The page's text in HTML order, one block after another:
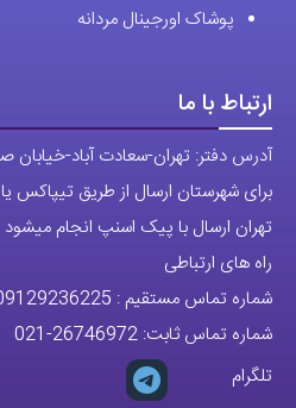
پوشاک اورجینال مردانه
ارتباط با ما
آدرس دفتر: تهران-سعادت آباد-خیابان
برای شهرستان ارسال از طریق تیپاکس
تهران ارسال با پیک اسنپ انجام
راه های ارتباطی
شماره تماس مستقیم :
شماره تماس ثابت: 26746972
-021
تلگرام